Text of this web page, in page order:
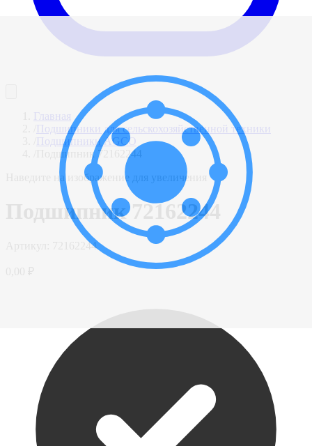
Главная
Подшипники для сельскохозяйственной техники
Подшипники AGCO
Подшипник 72162244
Наведите на изображение для увеличения
Подшипник 72162244
72162244